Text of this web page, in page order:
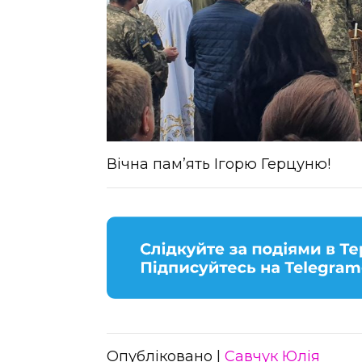
Вічна пам’ять Ігорю Герцуню!
Опубліковано | Савчук Юлія